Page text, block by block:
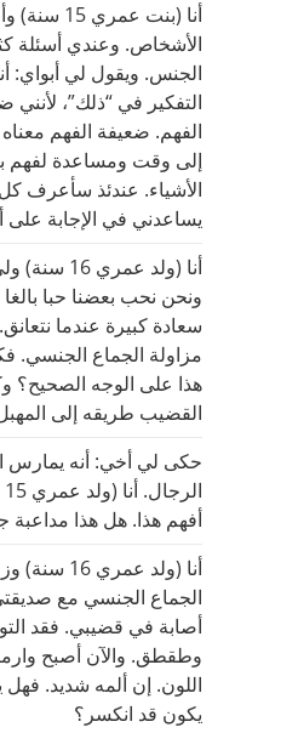
أنا (بنت عمري
الأشخاص. وعندي أسئلة
الجنس. ويقول لي أبواي:
التفكير في “ذلك”، لأنني
الفهم. ضعيفة الفهم معناه
إلى وقت ومساعدة
الأشياء. عندئذ سأعرف
يساعدني في الإجابة على
أنا (ولد عمري
ونحن نحب بعضنا حبا
سعادة كبيرة عندما
مزاولة الجماع الجنسي.
هذا على الوجه الصحيح؟
القضيب طريقه إلى
حكى لي أخي: أنه يمارس
أفهم هذا. هل هذا مداعبة
أنا (ولد عمري
الجماع الجنسي مع
أصابة في قضيبي. فقد
وطقطق. والآن أصبح
اللون. إن ألمه شديد.
يكون قد انكسر؟